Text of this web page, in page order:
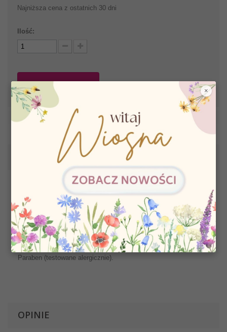
Najniższa cena z ostatnich 30 dni
Ilość:
Dodaj do koszyka
WIĘCEJ INFORMACJI
Tenga Mild to najwyższej jakości lubrykant zaprojektowany do
użytku z masturbatorami Tenga jak również innymi zabawkami
dla dorosłych. Zapewnia najwyższy komfort użytkowania. Ta
wersja zapewnia delikatne doznania.
Oryginalny produkt japoński.
Skład: woda, griceryna, Sodium Polyacrylate, Phenoxyethanol i
Paraben (testowane alergicznie).
OPINIE
×